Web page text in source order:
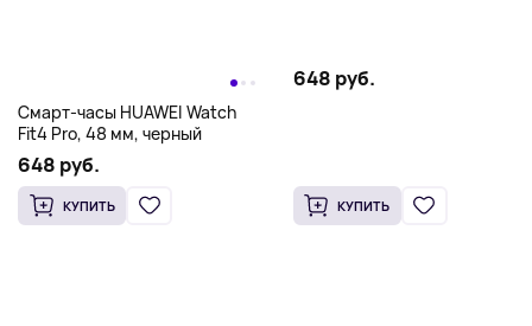
Смарт-часы HUAWEI Watch
Fit4 Pro, 48 мм, черный
648 руб.
КУПИТЬ
648 руб.
КУПИТЬ